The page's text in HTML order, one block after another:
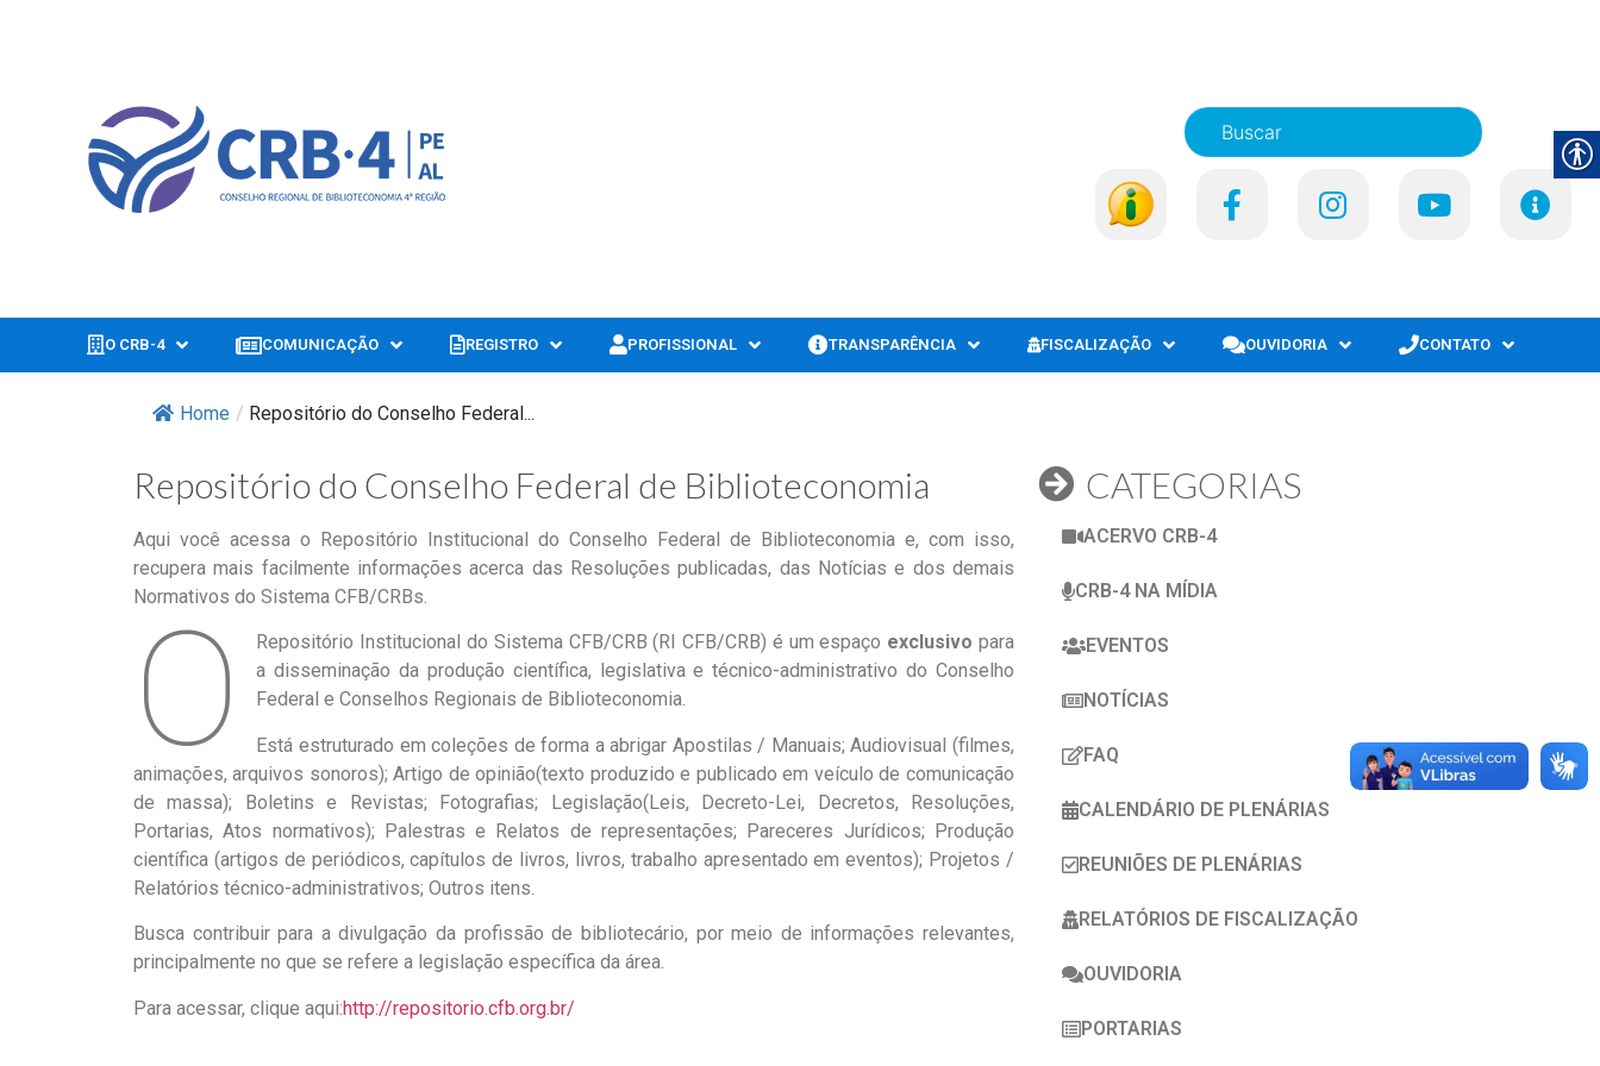
O CRB-4 COMUNICAÇÃO REGISTRO PROFISSIONAL TRANSPARÊNCIA FISCALIZAÇÃO OUVIDORIA CONTATO
Home / Repositório do Conselho Federal...
Repositório do Conselho Federal de Biblioteconomia
Aqui você acessa o Repositório Institucional do Conselho Federal de Biblioteconomia e, com isso,
recupera mais facilmente informações acerca das Resoluções publicadas, das Notícias e dos demais
Normativos do Sistema CFB/CRBs.
O Repositório Institucional do Sistema CFB/CRB​ (RI CFB/CRB)​ é um espaço exclusivo para
a disseminação da produção científica, legislativa e técnico-administrativo do Conselho
Federal e Conselhos Regionais de Biblioteconomia.
Está estruturado em coleções de forma a abrigar Apostilas / Manuais; Audiovisual (filmes,
animações, arquivos sonoros); Artigo de opinião(texto produzido e publicado em veículo de comunicação
de massa); Boletins e Revistas; Fotografias; Legislação(Leis, Decreto-Lei, Decretos, Resoluções,
Portarias, Atos normativos); Palestras e Relatos de representações; Pareceres Jurídicos; Produção
científica (artigos de periódicos, capítulos de livros, livros, trabalho apresentado em eventos); Projetos /
Relatórios técnico-administrativos; Outros itens.
Busca contribuir para a divulgação da profissão de bibliotecário, por meio de informações relevantes,
principalmente no que se refere a legislação específica da área.
Para acessar, clique aqui:http://repositorio.cfb.org.br/
CATEGORIAS
ACERVO CRB-4
CRB-4 NA MÍDIA
EVENTOS
NOTÍCIAS
FAQ
CALENDÁRIO DE PLENÁRIAS
REUNIÕES DE PLENÁRIAS
RELATÓRIOS DE FISCALIZAÇÃO
OUVIDORIA
PORTARIAS